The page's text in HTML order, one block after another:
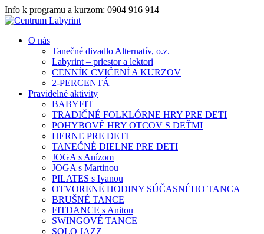
Info k programu a kurzom: 0904 916 914
O nás
Tanečné divadlo Alternatív, o.z.
Labyrint – priestor a lektori
CENNÍK CVIČENÍ A KURZOV
2-PERCENTÁ
Pravidelné aktivity
BABYFIT
TRADIČNÉ FOLKLÓRNE HRY PRE DETI
POHYBOVÉ HRY OTCOV S DEŤMI
HERNE PRE DETI
TANEČNÉ DIELNE PRE DETI
JOGA s Anízom
JOGA s Martinou
PILATES s Ivanou
OTVORENÉ HODINY SÚČASNÉHO TANCA
BRUŠNÉ TANCE
FITDANCE s Anitou
SWINGOVÉ TANCE
SOLO JAZZ